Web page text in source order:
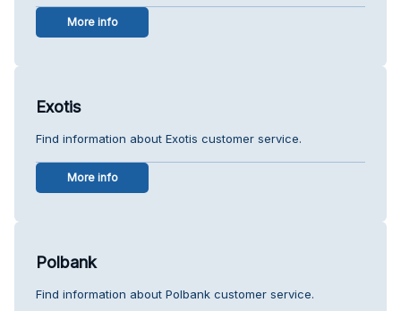
More info
Exotis
Find information about Exotis customer service.
More info
Polbank
Find information about Polbank customer service.